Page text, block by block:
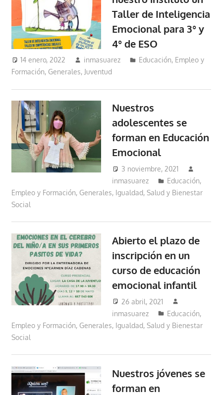
Taller de Inteligencia
Emocional para 3° y
4° de ESO
14 enero, 2022 inmasuarez
Educación, Empleo y
Formación, Generales, Juventud
Nuestros
adolescentes se
forman en Educación
Emocional
3 noviembre, 2021
inmasuarez
Educación,
Empleo y Formación, Generales, Igualdad, Salud y Bienestar
Social
Abierto el plazo de
inscripción en un
curso de educación
emocional infantil
26 abril, 2021
inmasuarez
Educación,
Empleo y Formación, Generales, Igualdad, Salud y Bienestar
Social
Nuestros jóvenes se
forman en